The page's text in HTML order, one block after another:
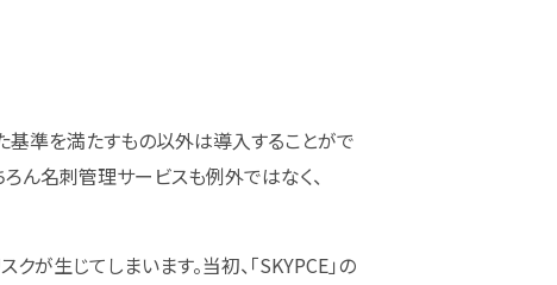
基準を満たすもの以外は導入することがで
ん名刺管理サービスも例外ではなく、
生じてしまいます。当初、「SKYPCE」の